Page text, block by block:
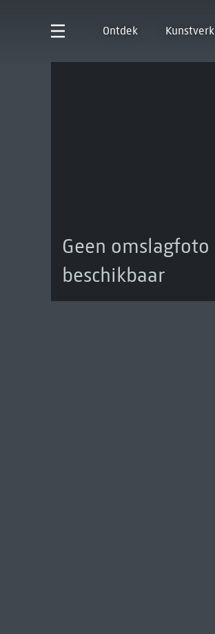
Ontdek
Geen omslagfoto
beschikbaar